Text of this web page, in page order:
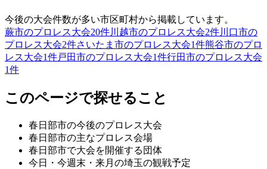
今後の大会件数が多い市区町村から掲載しています。
蕨市のプロレス大会20件川越市のプロレス大会2件川口市の
プロレス大会2件さいたま市のプロレス大会1件熊谷市のプロ
レス大会1件戸田市のプロレス大会1件行田市のプロレス大会
1件
このページで探せること
春日部市の今後のプロレス大会
春日部市の主なプロレス会場
春日部市で大会を開催する団体
今日・今週末・来月の埼玉の観戦予定